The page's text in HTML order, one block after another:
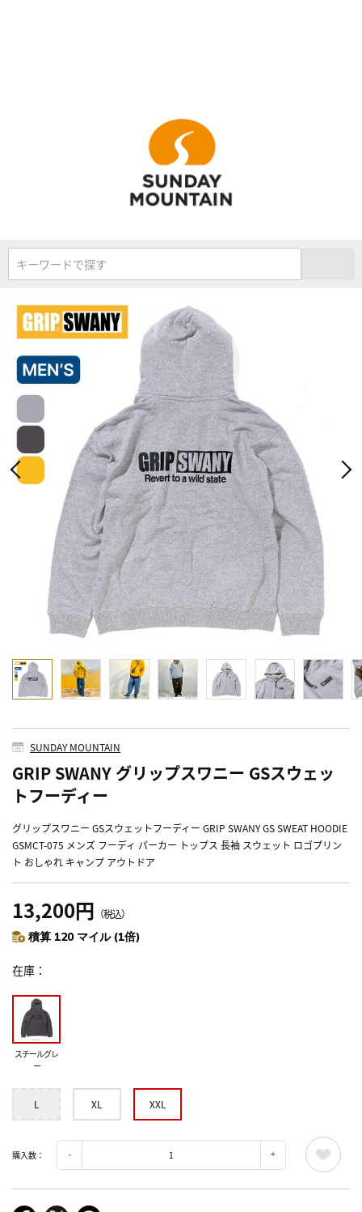
キーワードで探す
SUNDAY MOUNTAIN
GRIP SWANY グリップスワニー GSスウェッ
トフーディー
グリップスワニー GSスウェットフーディー GRIP SWANY GS SWEAT HOODIE
GSMCT-075 メンズ フーディ パーカー トップス 長袖 スウェット ロゴプリン
ト おしゃれ キャンプ アウトドア
13,200円 （税込）
積算 120 マイル (1倍)
在庫
スチールグレ
ー
L XL XXL
購入数：